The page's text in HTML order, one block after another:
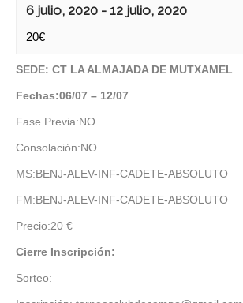
6 julio, 2020 - 12 julio, 2020
20€
SEDE: CT LA ALMAJADA DE MUTXAMEL
Fechas:06/07 – 12/07
Fase Previa:NO
Consolación:NO
MS:BENJ-ALEV-INF-CADETE-ABSOLUTO
FM:BENJ-ALEV-INF-CADETE-ABSOLUTO
Precio:20 €
Cierre Inscripción:
Sorteo: